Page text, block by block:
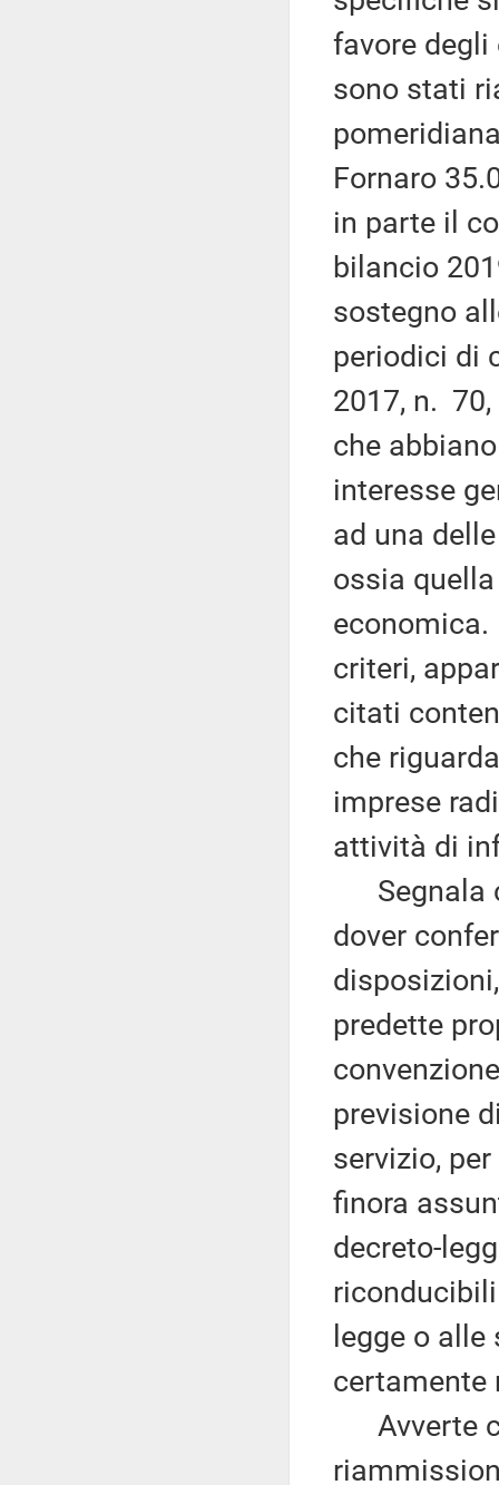
favore
sono stati
Fornaro
in parte il
bilancio
sostegno
periodici di
2017, n.
che
interesse
ad una
ossia
economica.
criteri,
citati
che
imprese
attività di
Segnala
dover
predette
previsione
servizio,
finora
decreto-
legge o
certamente
Avverte